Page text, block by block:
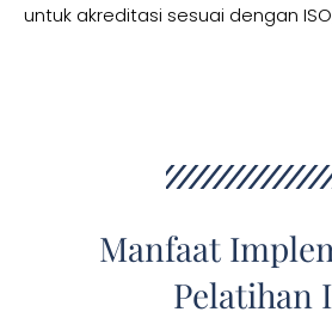
untuk akreditasi sesuai dengan
Manfaat
Pelatihan